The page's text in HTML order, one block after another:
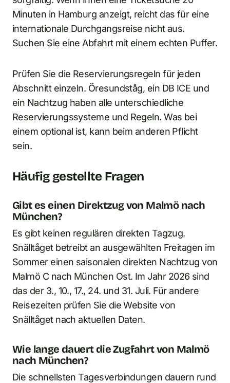
Minuten in Hamburg anzeigt, reicht das für eine
internationale Durchgangsreise nicht aus.
Suchen Sie eine Abfahrt mit einem echten Puffer.
Prüfen Sie die Reservierungsregeln für jeden
Abschnitt einzeln. Öresundståg, ein DB ICE und
ein Nachtzug haben alle unterschiedliche
Reservierungssysteme und Regeln. Was bei
einem optional ist, kann beim anderen Pflicht
sein.
Häufig gestellte Fragen
Gibt es einen Direktzug von Malmö nach
München?
Es gibt keinen regulären direkten Tagzug.
Snälltåget betreibt an ausgewählten Freitagen im
Sommer einen saisonalen direkten Nachtzug von
Malmö C nach München Ost. Im Jahr 2026 sind
das der 3., 10., 17., 24. und 31. Juli. Für andere
Reisezeiten prüfen Sie die Website von
Snälltåget nach aktuellen Daten.
Wie lange dauert die Zugfahrt von Malmö
nach München?
Die schnellsten Tagesverbindungen dauern rund